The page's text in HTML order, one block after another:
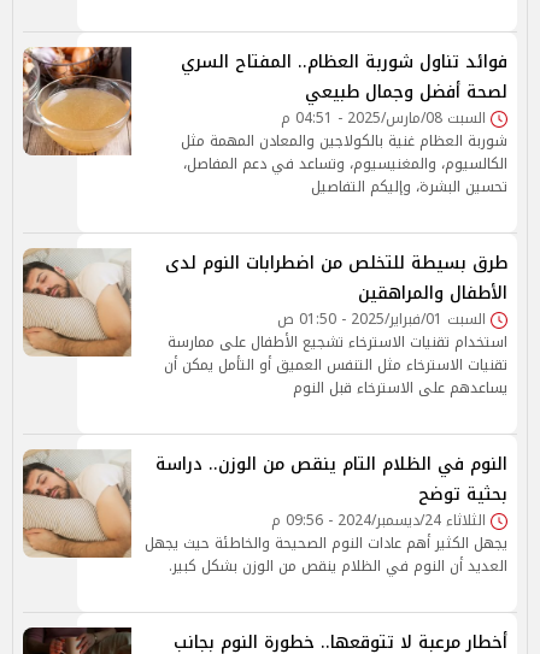
فوائد تناول شوربة العظام.. المفتاح السري
لصحة أفضل وجمال طبيعي
السبت 08/مارس/2025 - 04:51 م
شوربة العظام غنية بالكولاجين والمعادن المهمة مثل
الكالسيوم، والمغنيسيوم، وتساعد في دعم المفاصل،
تحسين البشرة، وإليكم التفاصيل
طرق بسيطة للتخلص من اضطرابات النوم لدى
الأطفال والمراهقين
السبت 01/فبراير/2025 - 01:50 ص
استخدام تقنيات الاسترخاء تشجيع الأطفال على ممارسة
تقنيات الاسترخاء مثل التنفس العميق أو التأمل يمكن أن
يساعدهم على الاسترخاء قبل النوم
النوم في الظلام التام ينقص من الوزن.. دراسة
بحثية توضح
الثلاثاء 24/ديسمبر/2024 - 09:56 م
يجهل الكثير أهم عادات النوم الصحيحة والخاطئة حيث يجهل
العديد أن النوم في الظلام ينقص من الوزن بشكل كبير.
أخطار مرعبة لا تتوقعها.. خطورة النوم بجانب